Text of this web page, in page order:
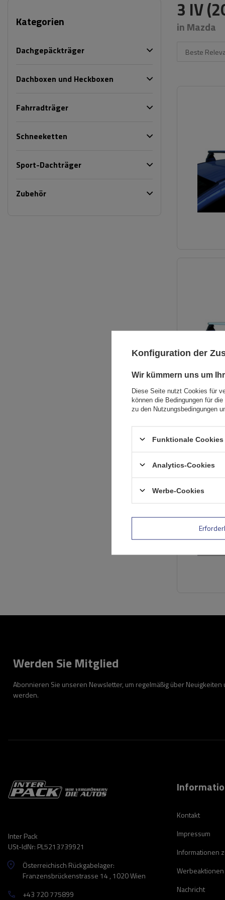
Kategorien
Dachgepäckträger
Dachboxen und Heckboxen
Fahrradträger
Schneeketten
Sport-Dachträger
Zubehör
3 IV
in Mazda
Beste
AUSVERKAUFT
Werden Sie Mitglied
Abonnieren Sie unseren Newsletter, um regelmäßig über
werden.
Inter Pack
USt-IdNr: PL5213739921
Österreichisch Rückgabelager:
Franzensbrückenstrasse 14 , 1020 Wien
+43 720 775899
Kontakt
Impressum
Informationen
Werbeaktionen
Nachricht
Konfiguration der
Wir kümmern uns um
Diese Seite nutzt Cookies für
können die Bedingungen für
zu den Nutzungsbedingungen
Funktionale
Analytics-Cookies
Werbe-Cookies